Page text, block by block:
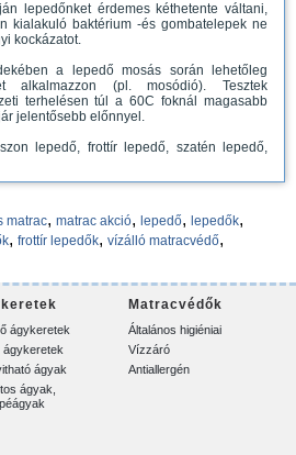
lepedőnket érdemes kéthetente váltani,
kialakuló baktérium -és gombatelepek ne
kockázatot.
a lepedő mosás során lehetőleg
alkalmazzon (pl. mosódió). Tesztek
terhelésen túl a 60C foknál magasabb
jelentősebb előnnyel.
lepedő, frottír lepedő, szatén lepedő,
matrac, matrac akció, lepedő, lepedők,
, frottír lepedők, vízálló matracvédő,
ágykeretek
ágykeretek
ágyak
ágyak,
Matracvédők
Általános higiéniai
Vízzáró
Antiallergén